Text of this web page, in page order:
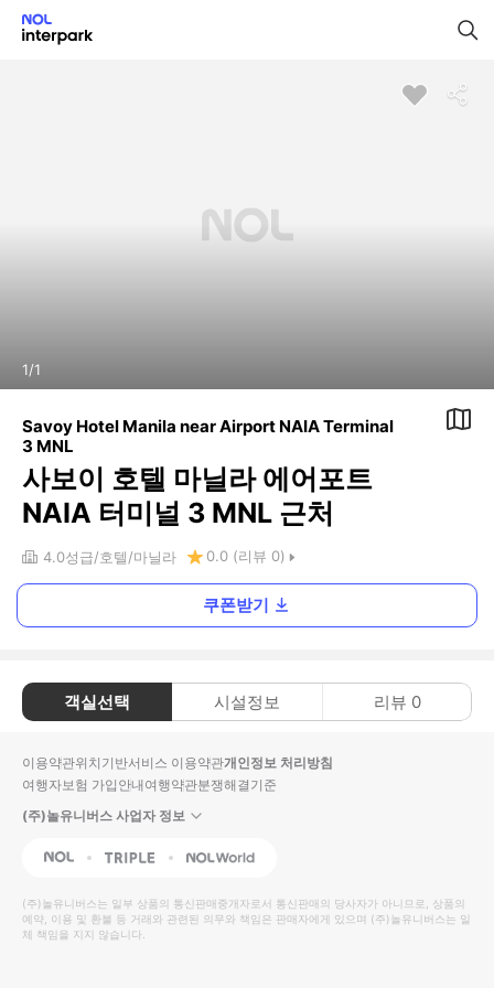
1/1
Savoy Hotel Manila near Airport NAIA Terminal
3 MNL
사보이 호텔 마닐라 에어포트
NAIA 터미널 3 MNL 근처
4.0성급 호텔 마닐라 0.0 (리뷰 0)
쿠폰받기
객실선택 시설정보 리뷰 0
이용약관위치기반서비스 이용약관개인정보 처리방침
여행자보험 가입안내여행약관분쟁해결기준
(주)놀유니버스 사업자 정보
NOL Triple Interpark Global
(주)놀유니버스는 일부 상품의 통신판매중개자로서 통신판매의 당사자가 아니므로, 상품의
예약, 이용 및 환불 등 거래와 관련된 의무와 책임은 판매자에게 있으며 (주)놀유니버스는 일
체 책임을 지지 않습니다.